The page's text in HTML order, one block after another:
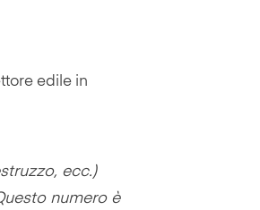
edile in
ecc.)
numero è